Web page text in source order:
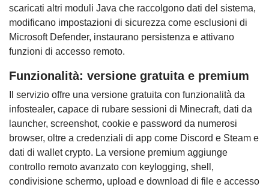
scaricati altri moduli Java che raccolgono dati del sistema,
modificano impostazioni di sicurezza come esclusioni di
Microsoft Defender, instaurano persistenza e attivano
funzioni di accesso remoto.
Funzionalità: versione gratuita e premium
Il servizio offre una versione gratuita con funzionalità da
infostealer, capace di rubare sessioni di Minecraft, dati da
launcher, screenshot, cookie e password da numerosi
browser, oltre a credenziali di app come Discord e Steam e
dati di wallet crypto. La versione premium aggiunge
controllo remoto avanzato con keylogging, shell,
condivisione schermo, upload e download di file e accesso